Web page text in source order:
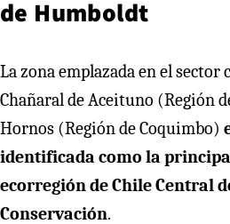
de Humboldt
La zona emplazada en el sector
Chañaral de Aceituno (Región
Hornos (Región de Coquimbo)
identificada como la
ecorregión de Chile Central
Conservación.